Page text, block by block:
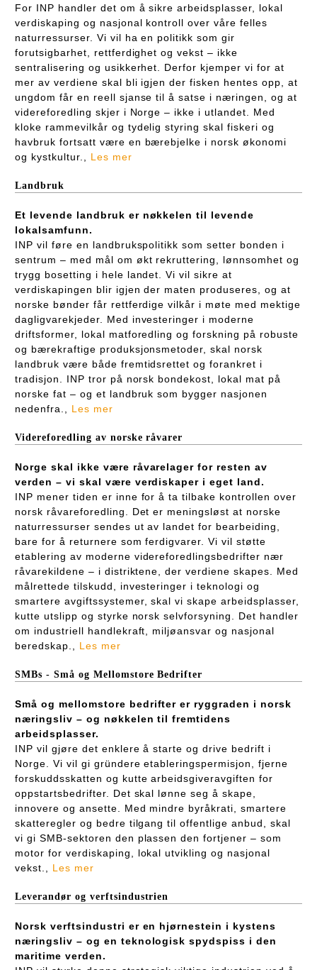
For INP handler det om å sikre arbeidsplasser, lokal
verdiskaping og nasjonal kontroll over våre felles
naturressurser. Vi vil ha en politikk som gir
forutsigbarhet, rettferdighet og vekst – ikke
sentralisering og usikkerhet. Derfor kjemper vi for at
mer av verdiene skal bli igjen der fisken hentes opp, at
ungdom får en reell sjanse til å satse i næringen, og at
videreforedling skjer i Norge – ikke i utlandet. Med
kloke rammevilkår og tydelig styring skal fiskeri og
havbruk fortsatt være en bærebjelke i norsk økonomi
og kystkultur., Les mer
Landbruk
Et levende landbruk er nøkkelen til levende
lokalsamfunn.
INP vil føre en landbrukspolitikk som setter bonden i
sentrum – med mål om økt rekruttering, lønnsomhet og
trygg bosetting i hele landet. Vi vil sikre at
verdiskapingen blir igjen der maten produseres, og at
norske bønder får rettferdige vilkår i møte med mektige
dagligvarekjeder. Med investeringer i moderne
driftsformer, lokal matforedling og forskning på robuste
og bærekraftige produksjonsmetoder, skal norsk
landbruk være både fremtidsrettet og forankret i
tradisjon. INP tror på norsk bondekost, lokal mat på
norske fat – og et landbruk som bygger nasjonen
nedenfra., Les mer
Videreforedling av norske råvarer
Norge skal ikke være råvarelager for resten av
verden – vi skal være verdiskaper i eget land.
INP mener tiden er inne for å ta tilbake kontrollen over
norsk råvareforedling. Det er meningsløst at norske
naturressurser sendes ut av landet for bearbeiding,
bare for å returnere som ferdigvarer. Vi vil støtte
etablering av moderne videreforedlingsbedrifter nær
råvarekildene – i distriktene, der verdiene skapes. Med
målrettede tilskudd, investeringer i teknologi og
smartere avgiftssystemer, skal vi skape arbeidsplasser,
kutte utslipp og styrke norsk selvforsyning. Det handler
om industriell handlekraft, miljøansvar og nasjonal
beredskap., Les mer
SMBs - Små og Mellomstore Bedrifter
Små og mellomstore bedrifter er ryggraden i norsk
næringsliv – og nøkkelen til fremtidens
arbeidsplasser.
INP vil gjøre det enklere å starte og drive bedrift i
Norge. Vi vil gi gründere etableringspermisjon, fjerne
forskuddsskatten og kutte arbeidsgiveravgiften for
oppstartsbedrifter. Det skal lønne seg å skape,
innovere og ansette. Med mindre byråkrati, smartere
skatteregler og bedre tilgang til offentlige anbud, skal
vi gi SMB-sektoren den plassen den fortjener – som
motor for verdiskaping, lokal utvikling og nasjonal
vekst., Les mer
Leverandør og verftsindustrien
Norsk verftsindustri er en hjørnestein i kystens
næringsliv – og en teknologisk spydspiss i den
maritime verden.